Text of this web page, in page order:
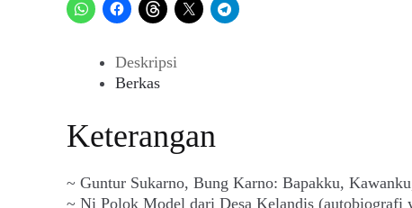
Deskripsi
Berkas
Keterangan
~ Guntur Sukarno, Bung Karno: Bapakku,
~ Ni Polok Model dari Desa Kelandis (autobiografi